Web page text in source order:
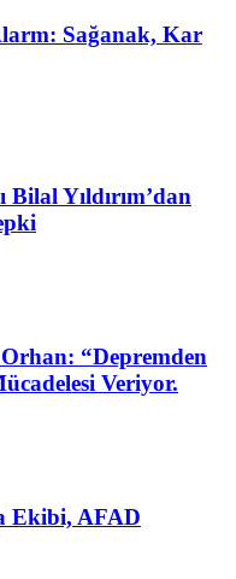
Sağanak, Kar
Bilal Yıldırım’dan
“Depremden
Veriyor.
Ekibi, AFAD